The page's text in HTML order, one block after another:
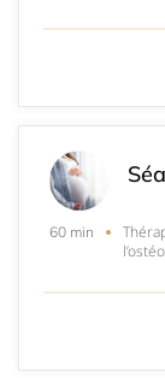
60 min